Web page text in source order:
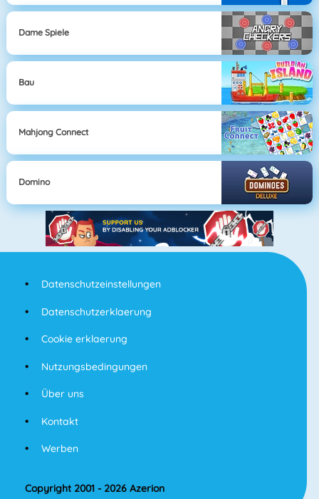
Dame Spiele
Bau
Mahjong Connect
Domino
Datenschutzeinstellungen
Datenschutzerklaerung
Cookie erklaerung
Nutzungsbedingungen
Über uns
Kontakt
Werben
Copyright 2001 - 2026 Azerion